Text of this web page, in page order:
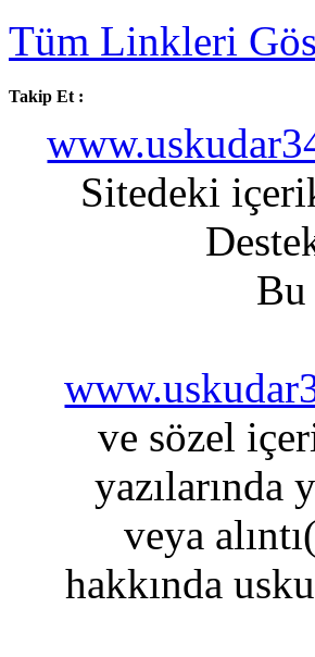
Tüm Linkleri
Takip Et :
Sitedeki
Bu
ve sözel
yazılarında
veya
hakkında